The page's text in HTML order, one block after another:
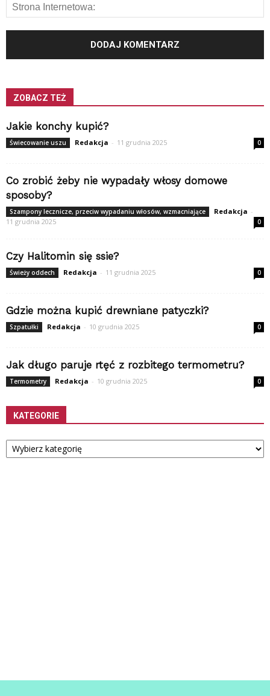
ZOBACZ TEŻ
Jakie konchy kupić?
Świecowanie uszu Redakcja - 11 grudnia 2025 0
Co zrobić żeby nie wypadały włosy domowe
sposoby?
Szampony lecznicze, przeciw wypadaniu włosów, wzmacniające Redakcja -
11 grudnia 2025
0
Czy Halitomin się ssie?
Świeży oddech Redakcja - 11 grudnia 2025 0
Gdzie można kupić drewniane patyczki?
Szpatułki Redakcja - 10 grudnia 2025 0
Jak długo paruje rtęć z rozbitego termometru?
Termometry Redakcja - 10 grudnia 2025 0
KATEGORIE
Kategorie